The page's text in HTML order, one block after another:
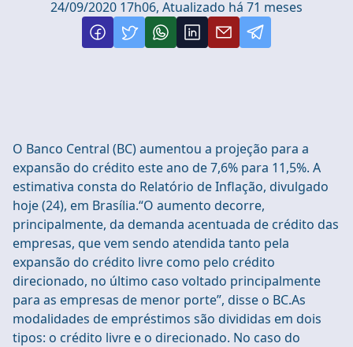
24/09/2020 17h06, Atualizado há 71 meses
O Banco Central (BC) aumentou a projeção para a
expansão do crédito este ano de 7,6% para 11,5%. A
estimativa consta do Relatório de Inflação, divulgado
hoje (24), em Brasília.“O aumento decorre,
principalmente, da demanda acentuada de crédito das
empresas, que vem sendo atendida tanto pela
expansão do crédito livre como pelo crédito
direcionado, no último caso voltado principalmente
para as empresas de menor porte”, disse o BC.As
modalidades de empréstimos são divididas em dois
tipos: o crédito livre e o direcionado. No caso do